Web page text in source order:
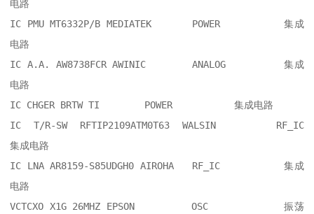
电路
IC PMU MT6332P/B MEDIATEK  	POWER     	集成
电路
IC A.A. AW8738FCR AWINIC  	ANALOG    	集成
电路
IC CHGER BRTW TI  	POWER     	集成电路
IC T/R-SW RFTIP2109ATM0T63 WALSIN  	RF_IC
集成电路
IC LNA AR8159-S85UDGH0 AIROHA  	RF_IC     	集成
电路
VCTCXO X1G 26MHZ EPSON  	OSC       	振荡